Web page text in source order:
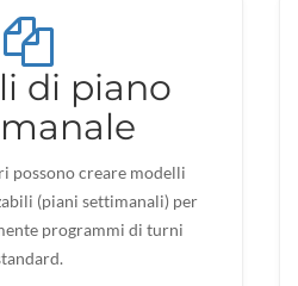
di piano
possono creare modelli
(piani settimanali) per
programmi di turni